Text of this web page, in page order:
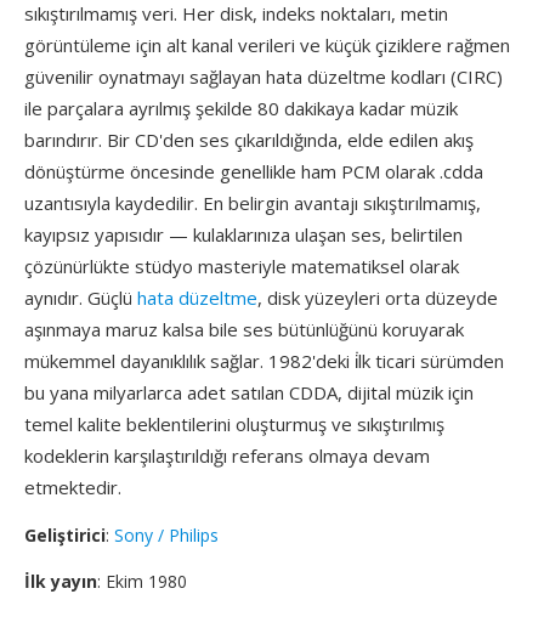
sıkıştırılmamış veri. Her disk, indeks noktaları, metin
görüntüleme için alt kanal verileri ve küçük çiziklere rağmen
güvenilir oynatmayı sağlayan hata düzeltme kodları (CIRC)
ile parçalara ayrılmış şekilde 80 dakikaya kadar müzik
barındırır. Bir CD'den ses çıkarıldığında, elde edilen akış
dönüştürme öncesinde genellikle ham PCM olarak .cdda
uzantısıyla kaydedilir. En belirgin avantajı sıkıştırılmamış,
kayıpsız yapısıdır — kulaklarınıza ulaşan ses, belirtilen
çözünürlükte stüdyo masteriyle matematiksel olarak
aynıdır. Güçlü hata düzeltme, disk yüzeyleri orta düzeyde
aşınmaya maruz kalsa bile ses bütünlüğünü koruyarak
mükemmel dayanıklılık sağlar. 1982'deki i̇lk ticari sürümden
bu yana milyarlarca adet satılan CDDA, dijital müzik için
temel kalite beklentilerini oluşturmuş ve sıkıştırılmış
kodeklerin karşılaştırıldığı referans olmaya devam
etmektedir.
Geliştirici: Sony / Philips
İlk yayın: Ekim 1980